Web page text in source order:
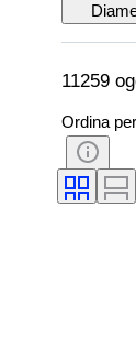
11259
Ordina per